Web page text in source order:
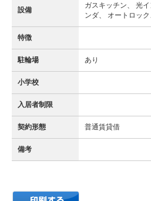
設備
ガスキッチン、 光
ンダ、 オートロッ
特徴
駐輪場 あり
小学校
入居者制限
契約形態 普通賃貸借
備考